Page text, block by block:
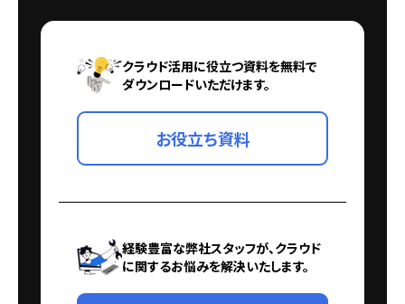
クラウド活用に役立つ資料を無料で
ダウンロードいただけます。
お役立ち資料
経験豊富な弊社スタッフが、クラウド
に関するお悩みを解決いたします。